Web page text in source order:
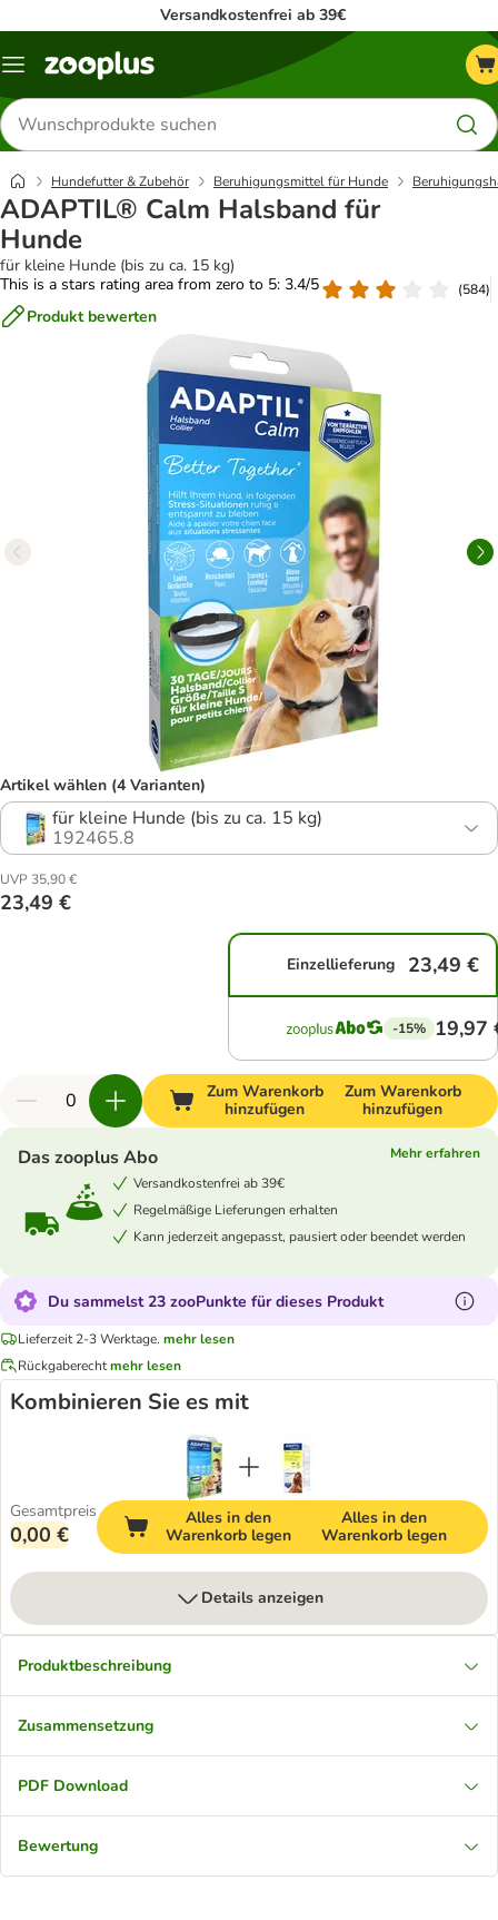
Versandkostenfrei ab 39€
Menü
Produkte
suchen
Hundefutter & Zubehör Beruhigungsmittel für Hunde
ADAPTIL® Calm Halsband für
Hunde
für kleine Hunde (bis zu ca. 15 kg)
This is a stars rating area from zero to 5: 3.4/5
(584)
Produkt bewerten
Artikel wählen (4 Varianten)
für kleine Hunde (bis zu ca. 15 kg)
192465.8
UVP 35,90 €
23,49 €
Einzellieferung 23,49 €
-15% 19,97
Zum Warenkorb
hinzufügen
Zum Warenkorb
hinzufügen
Das zooplus Abo
Mehr erfahren
Versandkostenfrei ab 39€
Regelmäßige Lieferungen erhalten
Kann jederzeit angepasst, pausiert oder beendet werden
Du sammelst 23 zooPunkte für dieses Produkt
Lieferzeit 2-3 Werktage. mehr lesen
Rückgaberechtmehr lesen
Kombinieren Sie es mit
Gesamtpreis
0,00 €
Alles in den
Warenkorb legen
Alles in den
Warenkorb legen
Details anzeigen
Produktbeschreibung
Zusammensetzung
PDF Download
Bewertung